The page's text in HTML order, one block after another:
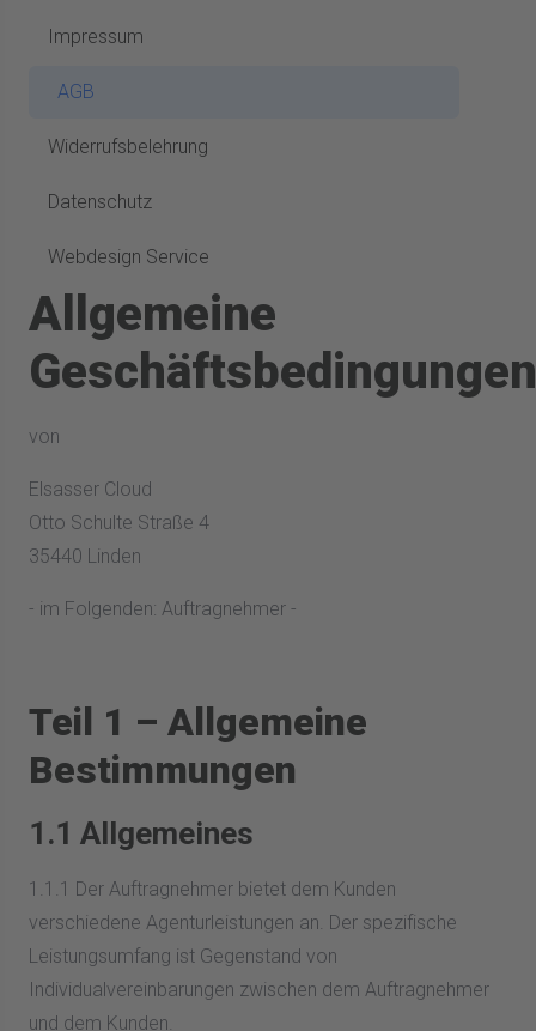
Impressum
AGB
Widerrufsbelehrung
Datenschutz
Webdesign Service
Allgemeine
Geschäftsbedingungen
von
Elsasser Cloud
Otto Schulte Straße 4
35440 Linden
- im Folgenden: Auftragnehmer -
Teil 1 – Allgemeine
Bestimmungen
1.1 Allgemeines
1.1.1 Der Auftragnehmer bietet dem Kunden
verschiedene Agenturleistungen an. Der spezifische
Leistungsumfang ist Gegenstand von
Individualvereinbarungen zwischen dem Auftragnehmer
und dem Kunden.